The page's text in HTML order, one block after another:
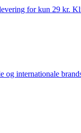
for kun 29 kr.
internationale